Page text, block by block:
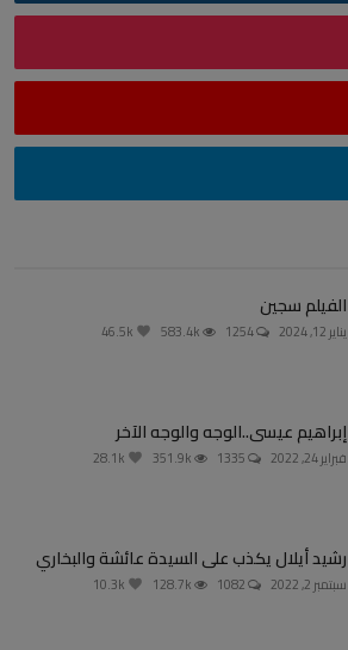
الفيلم سجين
يناير 12, 2024
إبراهيم عيسى..الوجه والوجه الآخر
فبراير 24, 2022
رشيد أيلال يكذب على السيدة عائشة والبخاري
سبتمبر 2, 2022